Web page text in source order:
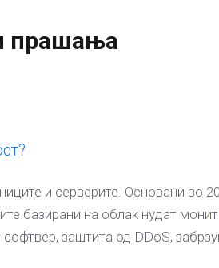
прашања
и серверите. Основани во
базирани на облак нудат
заштита од DDoS,